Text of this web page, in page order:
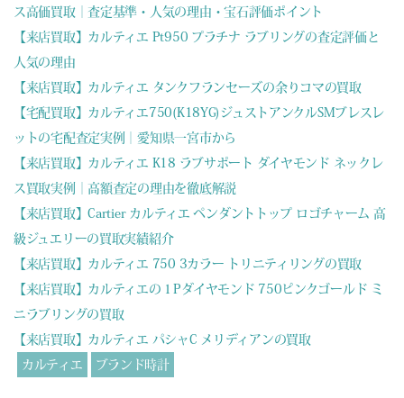
ス高価買取｜査定基準・人気の理由・宝石評価ポイント
【来店買取】カルティエ Pt950 プラチナ ラブリングの査定評価と
人気の理由
【来店買取】カルティエ タンクフランセーズの余りコマの買取
【宅配買取】カルティエ750(K18YG)ジュストアンクルSMブレスレ
ットの宅配査定実例｜愛知県一宮市から
【来店買取】カルティエ K18 ラブサポート ダイヤモンド ネックレ
ス買取実例｜高額査定の理由を徹底解説
【来店買取】Cartier カルティエ ペンダントトップ ロゴチャーム 高
級ジュエリーの買取実績紹介
【来店買取】カルティエ 750 3カラー トリニティリングの買取
【来店買取】カルティエの１Pダイヤモンド 750ピンクゴールド ミ
ニラブリングの買取
【来店買取】カルティエ パシャC メリディアンの買取
カルティエ
ブランド時計